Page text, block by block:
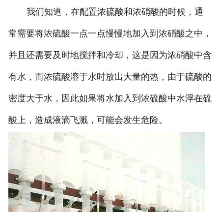
我们知道，在配置浓硫酸和浓硝酸的时候，通
常需要将浓硫酸一点一点慢慢地加入到浓硝酸之中，
并且还需要及时地搅拌和冷却，这是因为浓硝酸中含
有水，而浓硫酸溶于水时放出大量的热，由于硫酸的
密度大于水，因此如果将水加入到浓硫酸中水浮在硫
酸上，造成液滴飞溅，可能会发生危险。